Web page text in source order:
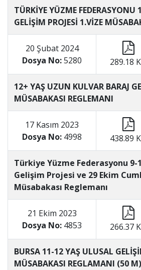
TÜRKİYE YÜZME FEDERASYONU
GELİŞİM PROJESİ 1.VİZE
20 Şubat 2024
Dosya No:5280 289.18
12+ YAŞ UZUN KULVAR BARAJ
MÜSABAKASI REGLEMANI
17 Kasım 2023
Dosya No: 4998 438.89
Türkiye Yüzme Federasyonu 9-
Gelişim Projesi ve 29 Ekim
Müsabakası Reglemanı
21 Ekim 2023
Dosya No: 4853 266.37
BURSA 11-12 YAŞ ULUSAL
MÜSABAKASI REGLAMANI (50 M)